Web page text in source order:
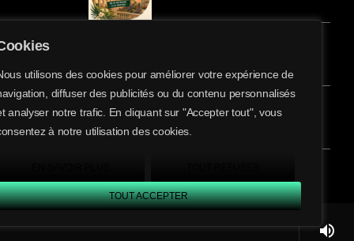
utilisons des cookies pour améliorer votre expérience de
diffuser des publicités ou du contenu personnalisés
analyser notre trafic. En cliquant sur "Accepter tout", vous
à notre utilisation des cookies.
TOUT ACCEPTER
volume_up
share
8
email
Bay Ici l’Ombre – mardi 28 juillet